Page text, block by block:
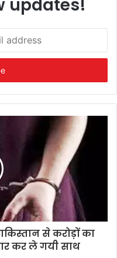
updates!
से करोड़ों का
कर ले गयी साथ